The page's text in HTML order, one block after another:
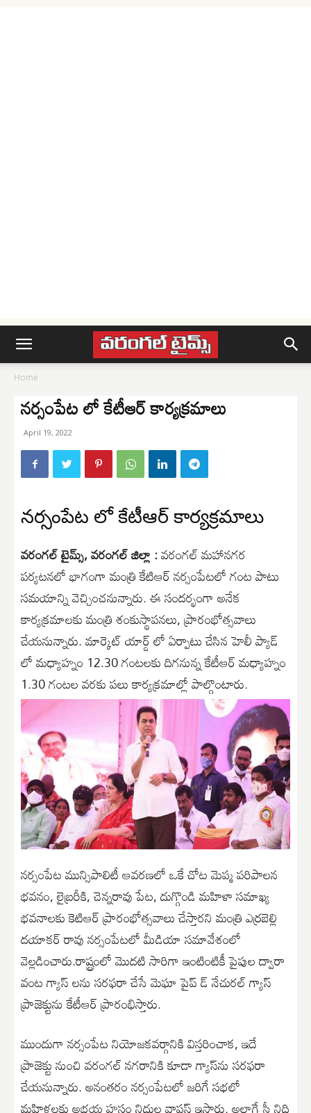
Home
నర్సంపేట లో కేటీఆర్ కార్యక్రమాలు
April 19, 2022
నర్సంపేట లో కేటీఆర్ కార్యక్రమాలు
వరంగల్ టైమ్స్, వరంగల్ జిల్లా :వరంగల్ మహానగర
పర్యటనలో భాగంగా మంత్రి కేటిఆర్ న‌ర్సంపేట‌లో గంట పాటు
సమయాన్ని వెచ్చించనున్నారు. ఈ సంద‌ర్భంగా అనేక
కార్య‌క్ర‌మాల‌కు మంత్రి శంకుస్థాప‌న‌లు, ప్రారంభోత్స‌వాలు
చేయ‌నున్నారు. మార్కెట్ యార్డ్ లో ఏర్పాటు చేసిన హెలీ ప్యాడ్
లో మ‌ధ్యాహ్నం 12.30 గంట‌ల‌కు దిగ‌నున్న కేటీఆర్ మ‌ధ్యాహ్నం
1.30 గంట‌ల వ‌ర‌కు ప‌లు కార్య‌క్ర‌మాల్లో పాల్గొంటారు.
న‌ర్సంపేట మున్సిపాలిటీ ఆవ‌ర‌ణ‌లో ఒకే చోట‌ మెప్మ పరిపాలన
భవనం, లైబ్రరీకి, చెన్నరావు పేట, దుగ్గొండి మ‌హిళా సమాఖ్య
భవనాలకు కెటిఆర్‌ ప్రారంభోత్సవాలు చేస్తారని మంత్రి ఎర్ర‌బెల్లి
ద‌యాక‌ర్ రావు న‌ర్సంపేట‌లో మీడియా స‌మావేశంలో
వెల్లడించారు.రాష్ట్రంలో మొదటి సారిగా ఇంటింటికీ పైపుల ద్వారా
వంట గ్యాస్ ల‌ను స‌ర‌ఫ‌రా చేసే మెఘా పైప్ డ్ నేచుర‌ల్ గ్యాస్
ప్రాజెక్టును కేటీఆర్ ప్రారంభిస్తారు.
ముందుగా న‌ర్సంపేట నియోజ‌క‌వ‌ర్గానికి విస్త‌రించాక‌, ఇదే
ప్రాజెక్టు నుంచి వ‌రంగ‌ల్ న‌గ‌రానికి కూడా గ్యాస్‌ను సర‌ఫ‌రా
చేయ‌నున్నారు. అనంత‌రం న‌ర్సంపేట‌లో జ‌రిగే స‌భ‌లో
మ‌హిళ‌ల‌కు అభయ హస్తం నిధుల వాపస్ ఇస్తారు. అలాగే స్త్రీ నిధి